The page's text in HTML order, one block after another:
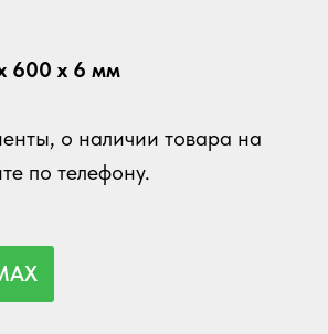
600 х 6 мм
о наличии товара на
по телефону.